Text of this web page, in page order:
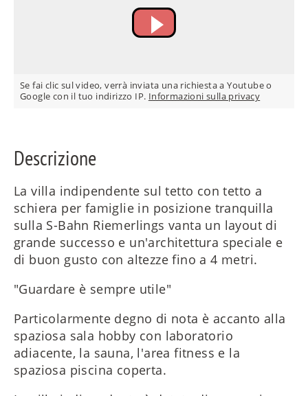
Se fai clic sul video, verrà inviata una richiesta a Youtube o
Google con il tuo indirizzo IP. Informazioni sulla privacy
Descrizione
La villa indipendente sul tetto con tetto a
schiera per famiglie in posizione tranquilla
sulla S-Bahn Riemerlings vanta un layout di
grande successo e un'architettura speciale e
di buon gusto con altezze fino a 4 metri.
"Guardare è sempre utile"
Particolarmente degno di nota è accanto alla
spaziosa sala hobby con laboratorio
adiacente, la sauna, l'area fitness e la
spaziosa piscina coperta.